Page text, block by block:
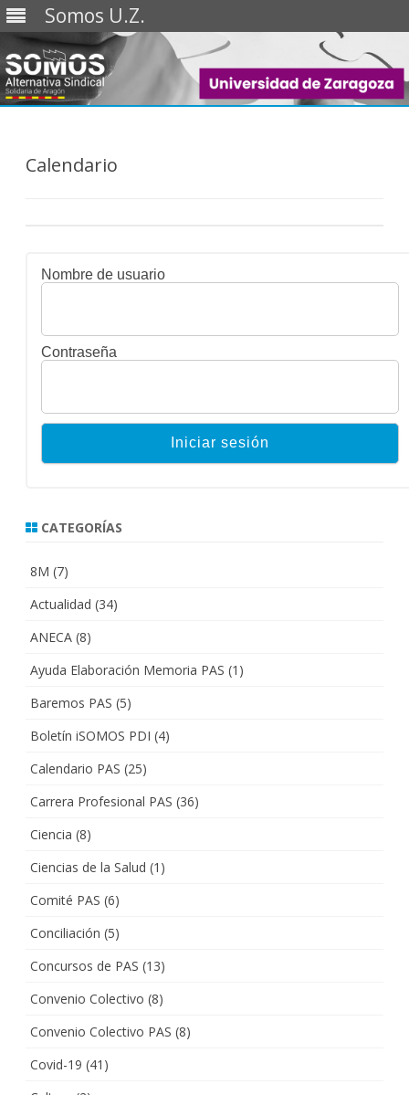
Somos U.Z.
Saltar
Calendario
Nombre de usuario
Contraseña
CATEGORÍAS
8M (7)
Actualidad (34)
ANECA (8)
Ayuda Elaboración Memoria PAS (1)
Baremos PAS (5)
Boletín iSOMOS PDI (4)
Calendario PAS (25)
Carrera Profesional PAS (36)
Ciencia (8)
Ciencias de la Salud (1)
Comité PAS (6)
Conciliación (5)
Concursos de PAS (13)
Convenio Colectivo (8)
Convenio Colectivo PAS (8)
Covid-19 (41)